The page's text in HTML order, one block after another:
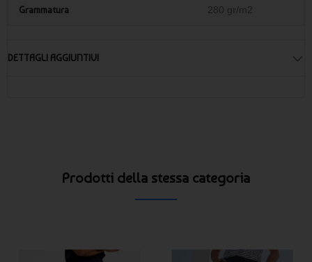
Grammatura 280 gr/m2
DETTAGLI AGGIUNTIVI
Prodotti della stessa categoria